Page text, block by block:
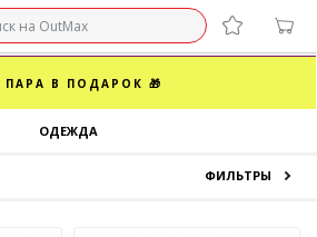
⚡ ВАШ РАЗМЕР
ПАРА В ПОДАРОК 🎁
РАЗМЕРЫ ОТ 1500₽⚡️
ОДЕЖДА
ФИЛЬТРЫ